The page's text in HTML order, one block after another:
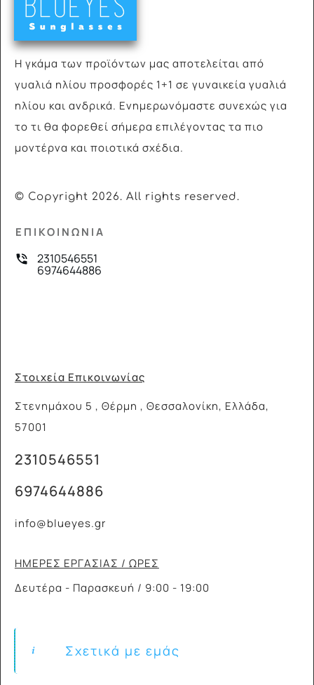
Η γκάμα των προϊόντων μας αποτελείται από
γυαλιά ηλίου προσφορές 1+1 σε γυναικεία γυαλιά
ηλίου και ανδρικά. Ενημερωνόμαστε συνεχώς για
το τι θα φορεθεί σήμερα επιλέγοντας τα πιο
μοντέρνα και ποιοτικά σχέδια.
© Copyright 2026. All rights reserved.
ΕΠΙΚΟΙΝΩΝΙΑ
2310546551
6974644886
Στοιχεία Επικοινωνίας
Στενημάχου 5 , Θέρμη , Θεσσαλονίκη, Ελλάδα,
57001
2310546551
6974644886
info@blueyes.gr
ΗΜΕΡΕΣ ΕΡΓΑΣΙΑΣ / ΩΡΕΣ
Δευτέρα - Παρασκευή / 9:00 - 19:00
Σχετικά με εμάς